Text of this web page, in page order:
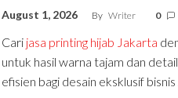
August 1, 2026 By Writer 0
Cari jasa printing hijab Jakarta
untuk hasil warna tajam dan
efisien bagi desain eksklusif bisnis